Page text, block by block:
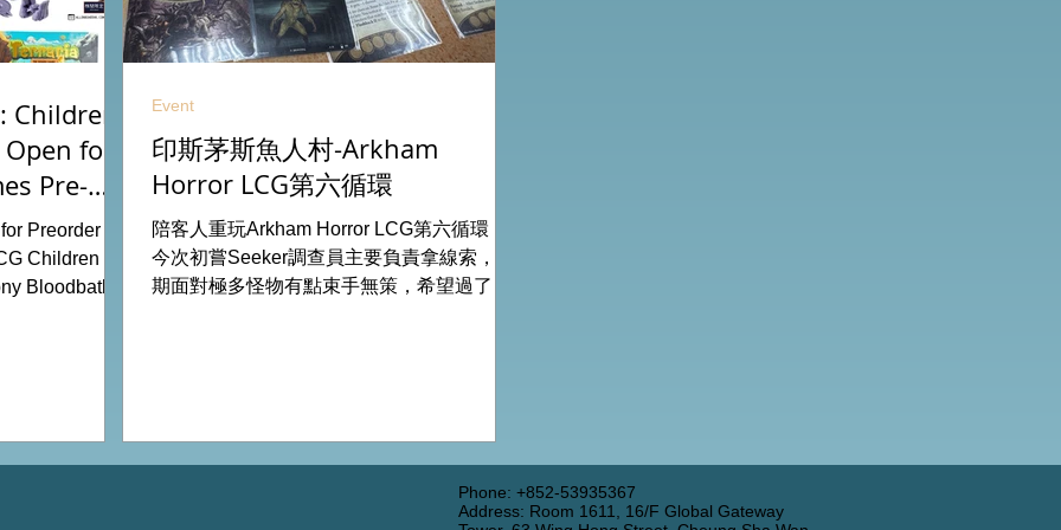
for
Pre-
Preorder for
Children Of
Bloodbath
shop
印斯茅斯魚人村-Arkham
Horror LCG第六循環
陪客人重玩Arkham Horror LCG第六循環，
今次初嘗Seeker調查員主要負責拿線索，初
期面對極多怪物有點束手無策，希望過了三
Event
Phone: +852-53935367
Address: Room 1611, 16/F Global Gateway